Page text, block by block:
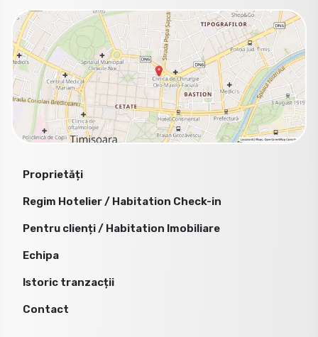
Proprietăți
Regim Hotelier / Habitation Check-in
Pentru clienți / Habitation Imobiliare
Echipa
Istoric tranzacții
Contact